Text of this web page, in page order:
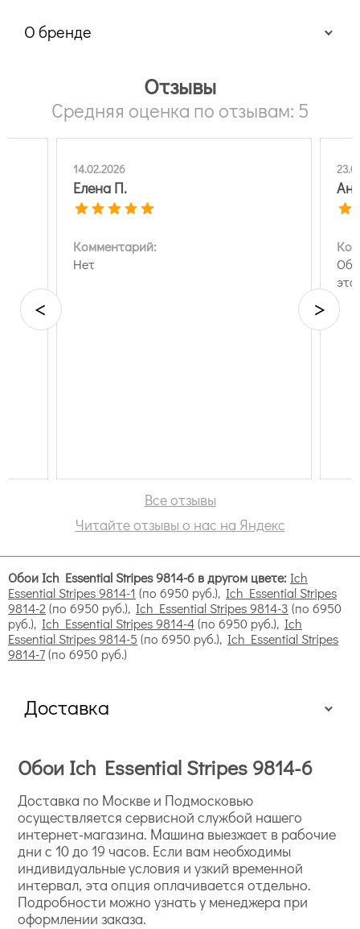
О бренде
Отзывы
Средняя оценка по отзывам: 5
14.02.2026
Елена П.
Комментарий:
Нет
< >
Все отзывы
Читайте отзывы о нас на Яндекс
Обои Ich Essential Stripes 9814-6 в другом цвете: Ich
Essential Stripes 9814-1 (по 6950 руб.), Ich Essential Stripes
9814-2 (по 6950 руб.), Ich Essential Stripes 9814-3 (по 6950
руб.), Ich Essential Stripes 9814-4(по 6950 руб.), Ich
Essential Stripes 9814-5 (по 6950 руб.), Ich Essential Stripes
9814-7(по 6950 руб.)
Доставка
Обои Ich Essential Stripes 9814-6
Доставка по Москве и Подмосковью
осуществляется сервисной службой нашего
интернет-магазина. Машина выезжает в рабочие
дни с 10 до 19 часов. Если вам необходимы
индивидуальные условия и узкий временной
интервал, эта опция оплачивается отдельно.
Подробности можно узнать у менеджера при
оформлении заказа.